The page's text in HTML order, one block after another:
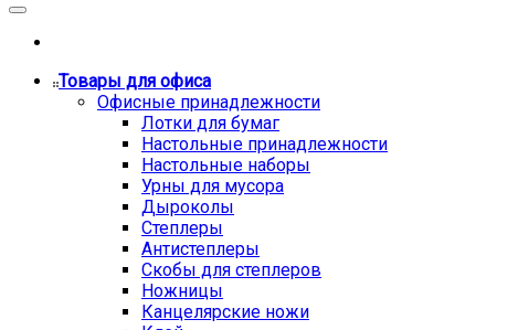
Товары для офиса
Офисные принадлежности
Лотки для бумаг
Настольные принадлежности
Настольные наборы
Урны для мусора
Дыроколы
Степлеры
Антистеплеры
Скобы для степлеров
Ножницы
Канцелярские ножи